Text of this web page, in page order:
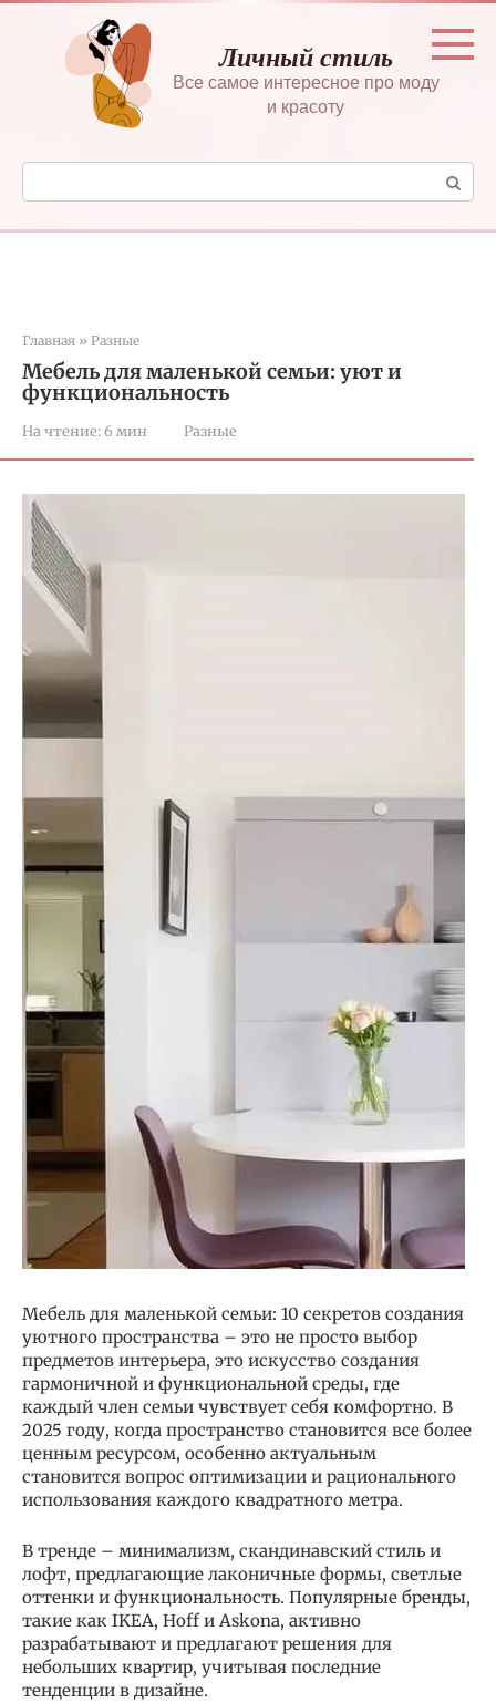
Перейти
контенту
Личный стиль
Все самое интересное про моду
и красоту
Поиск:
Главная » Разные
Мебель для маленькой семьи: уют и
функциональность
На чтение:6 мин Разные
Мебель для маленькой семьи: 10 секретов создания
уютного пространства – это не просто выбор
предметов интерьера, это искусство создания
гармоничной и функциональной среды, где
каждый член семьи чувствует себя комфортно. В
2025 году, когда пространство становится все более
ценным ресурсом, особенно актуальным
становится вопрос оптимизации и рационального
использования каждого квадратного метра.
В тренде – минимализм, скандинавский стиль и
лофт, предлагающие лаконичные формы, светлые
оттенки и функциональность. Популярные бренды,
такие как IKEA, Hoff и Askona, активно
разрабатывают и предлагают решения для
небольших квартир, учитывая последние
тенденции в дизайне.